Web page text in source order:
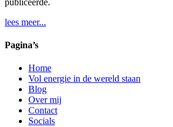
lees meer...
Pagina’s
Home
Vol energie in de wereld staan
Blog
Over mij
Contact
Socials